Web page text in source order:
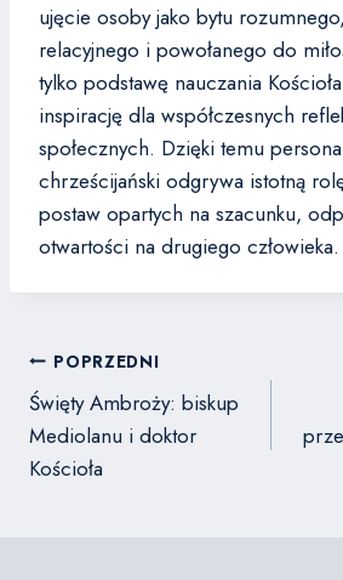
ujęcie osoby jako bytu
relacyjnego i powołanego do
tylko podstawę nauczania
inspirację dla współczesnych
społecznych. Dzięki temu
chrześcijański odgrywa istotną
postaw opartych na szacunku,
otwartości na drugiego człowieka.
Nawigacja
wpisu
POPRZEDNI
Święty Ambroży: biskup
Mediolanu i doktor
Kościoła